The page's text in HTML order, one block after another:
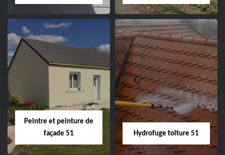
Peintre intérieur
Habillage planche
de rive 51
Peintre et peinture de
façade 51
Hydrofuge toiture 51